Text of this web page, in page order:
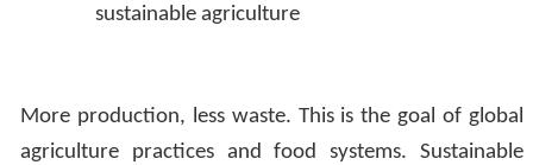
sustainable agriculture
More production, less waste. This is the goal of global
agriculture practices and food systems. Sustainable